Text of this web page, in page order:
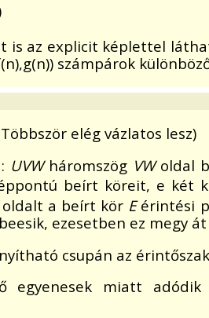
is az explicit képlettel
számpárok
elég vázlatos lesz)
UVWháromszög VWoldal
beírt köreit, e két
a beírt kör Eérintési
ezesetben ez megy
csupán az
egyenesek miatt